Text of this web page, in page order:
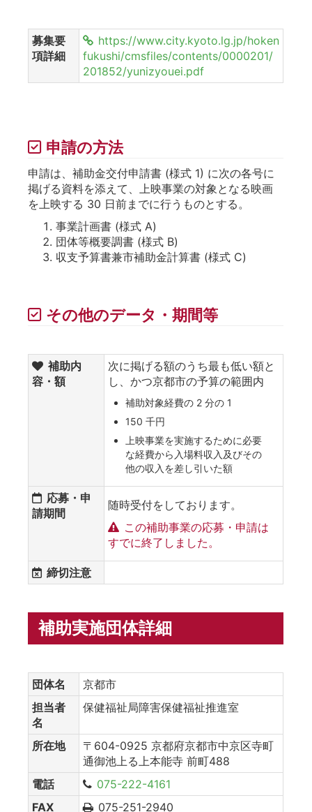
募集要
項詳細
https://www.city.kyoto.lg.jp/hoken
fukushi/cmsfiles/contents/0000201/
201852/yunizyouei.pdf
申請の方法
申請は、補助金交付申請書 (様式 1) に次の各号に
掲げる資料を添えて、上映事業の対象となる映画
を上映する 30 日前までに行うものとする。
事業計画書 (様式 A)
団体等概要調書 (様式 B)
収支予算書兼市補助金計算書 (様式 C)
その他のデータ・期間等
補助内
容・額
次に掲げる額のうち最も低い額と
し、かつ京都市の予算の範囲内
補助対象経費の 2 分の 1
150 千円
上映事業を実施するために必要
な経費から入場料収入及びその
他の収入を差し引いた額
応募・申
請期間
随時受付をしております。
この補助事業の応募・申請は
すでに終了しました。
締切注意
補助実施団体詳細
団体名
京都市
担当者
名
保健福祉局障害保健福祉推進室
所在地
〒604-0925 京都府京都市中京区寺町
通御池上る上本能寺 前町488
電話
075-222-4161
FAX
075-251-2940